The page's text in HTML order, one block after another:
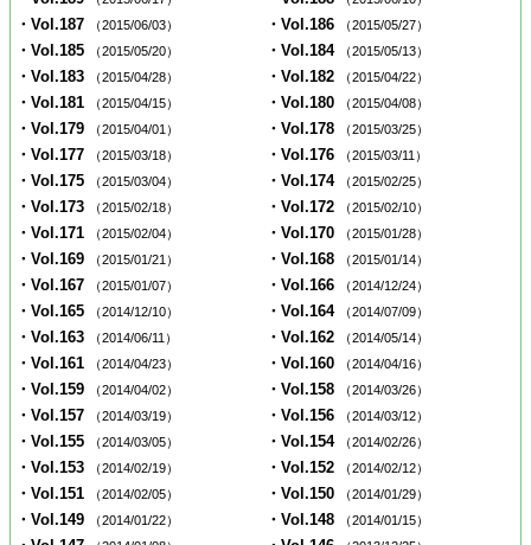
・Vol.187 （2015/06/03） ・Vol.186 （2015/05/27）
・Vol.185 （2015/05/20） ・Vol.184 （2015/05/13）
・Vol.183 （2015/04/28） ・Vol.182 （2015/04/22）
・Vol.181 （2015/04/15） ・Vol.180 （2015/04/08）
・Vol.179 （2015/04/01） ・Vol.178 （2015/03/25）
・Vol.177 （2015/03/18） ・Vol.176 （2015/03/11）
・Vol.175 （2015/03/04） ・Vol.174 （2015/02/25）
・Vol.173 （2015/02/18） ・Vol.172 （2015/02/10）
・Vol.171 （2015/02/04） ・Vol.170 （2015/01/28）
・Vol.169 （2015/01/21） ・Vol.168 （2015/01/14）
・Vol.167 （2015/01/07） ・Vol.166 （2014/12/24）
・Vol.165 （2014/12/10） ・Vol.164 （2014/07/09）
・Vol.163 （2014/06/11） ・Vol.162 （2014/05/14）
・Vol.161 （2014/04/23） ・Vol.160 （2014/04/16）
・Vol.159 （2014/04/02） ・Vol.158 （2014/03/26）
・Vol.157 （2014/03/19） ・Vol.156 （2014/03/12）
・Vol.155 （2014/03/05） ・Vol.154 （2014/02/26）
・Vol.153 （2014/02/19） ・Vol.152 （2014/02/12）
・Vol.151 （2014/02/05） ・Vol.150 （2014/01/29）
・Vol.149 （2014/01/22） ・Vol.148 （2014/01/15）